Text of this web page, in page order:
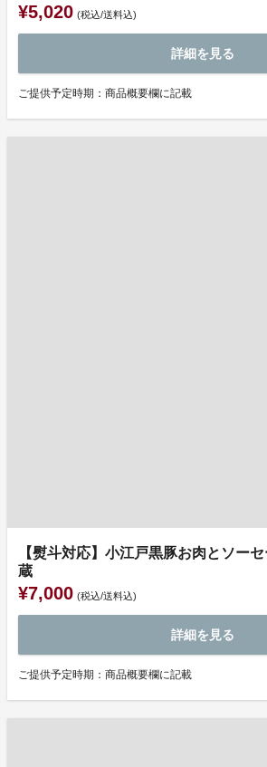
¥5,020 (税込/送料込)
詳細を見る
ご提供予定時期：商品概要欄に記載
【熨斗対応】小江戸黒豚お肉とソー
蔵
¥7,000 (税込/送料込)
詳細を見る
ご提供予定時期：商品概要欄に記載